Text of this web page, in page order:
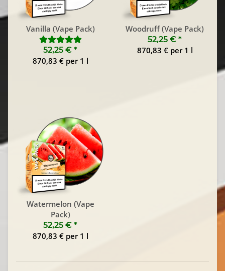
Vanilla (Vape Pack)
52,25 € *
870,83 € per 1 l
Woodruff (Vape Pack)
52,25 € *
870,83 € per 1 l
Watermelon (Vape
Pack)
52,25 € *
870,83 € per 1 l